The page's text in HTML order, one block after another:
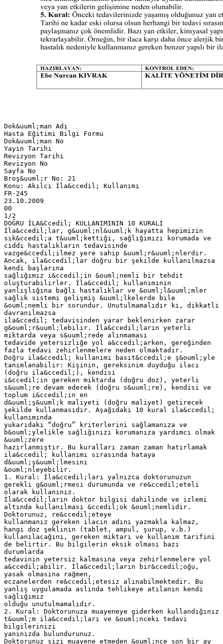
Dok&uuml;man Adı
Hasta Eğitimi Bilgi Formu
Dok&uuml;man No
Yayın Tarihi
Revizyon Tarihi
Revizyon No
Sayfa No
Broş&uuml;r No: 21
Konu: Akılcı İla&ccedil; Kullanımı
FR-245
23.10.2009
00
1/2
DOĞRU İLA&Ccedil; KULLANIMININ 10 KURALI
İla&ccedil;lar, g&uuml;nl&uuml;k hayatta hepimizin
sık&ccedil;a t&uuml;kettiği, sağlığımızı korumada ve
ciddi hastalıkların tedavisinde
vazge&ccedil;ilmez yere sahip &uuml;r&uuml;nlerdir.
Ancak, ila&ccedil;lar doğru bir şekilde kullanılmazsa
kendi başlarına
sağlığımız i&ccedil;in &ouml;nemli bir tehdit
oluşturabilirler. İla&ccedil; kullanımının
yanlışlığına bağlı hastalıklar ve &ouml;l&uuml;mler
sağlık sistemi gelişmiş &uuml;lkelerde bile
&ouml;nemli bir sorundur. Unutulmamalıdır ki, dikkatli
davranılmazsa
ila&ccedil; tedavisinden yarar beklenirken zarar
g&ouml;r&uuml;lebilir. İla&ccedil;ların yeterli
miktarda veya s&uuml;rede alınmaması
tedavide yetersizliğe yol a&ccedil;arken, gereğinden
fazla tedavi zehirlenmelere neden olmaktadır.
Doğru ila&ccedil; kullanımı basit&ccedil;e ş&ouml;yle
tanımlanabilir: Kişinin, gereksinim duyduğu ilacı
(doğru ila&ccedil;), kendisi
i&ccedil;in gereken miktarda (doğru doz), yeterli
s&uuml;re devam ederek (doğru s&uuml;re), kendisi ve
toplum i&ccedil;in en
d&uuml;ş&uuml;k maliyeti (doğru maliyet) getirecek
şekilde kullanmasıdır. Aşağıdaki 10 kural ila&ccedil;
kullanımında
yukarıdaki “doğru” kriterlerini sağlamanıza ve
b&ouml;ylelikle sağlığınızı korumanıza yardımcı olmak
&uuml;zere
hazırlanmıştır. Bu kuralları zaman zaman hatırlamak
ila&ccedil; kullanımı sırasında hataya
d&uuml;ş&uuml;lmesini
&ouml;nleyebilir.
1. Kural: İla&ccedil;ları yalnızca doktorunuzun
gerekli g&ouml;rmesi durumunda ve re&ccedil;eteli
olarak kullanınız.
İla&ccedil;ların doktor bilgisi dahilinde ve izlemi
altında kullanılması &ccedil;ok &ouml;nemlidir.
Doktorunuz, re&ccedil;eteye
kullanmanız gereken ilacın adını yazmakla kalmaz,
hangi doz şeklinin (tablet, ampul, şurup, v.b.)
kullanılacağını, gereken miktarı ve kullanım tarifini
de belirtir. Bu bilgilerin eksik olması bazı
durumlarda
tedavinin yetersiz kalmasına veya zehirlenmelere yol
a&ccedil;abilir. İla&ccedil;ların bir&ccedil;oğu,
yasak olmasına rağmen,
eczanelerden re&ccedil;etesiz alınabilmektedir. Bu
yanlış uygulamada aslında tehlikeye atılanın kendi
sağlığımız
olduğu unutulmamalıdır.
2. Kural: Doktorunuza muayeneye giderken kullandığınız
t&uuml;m ila&ccedil;ları ve &ouml;nceki tedavi
bilgilerinizi
yanınızda bulundurunuz.
Doktorunuz sizi muayene etmeden &ouml;nce son bir ay